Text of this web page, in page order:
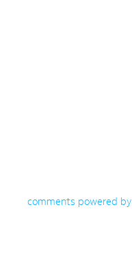
comments powered by